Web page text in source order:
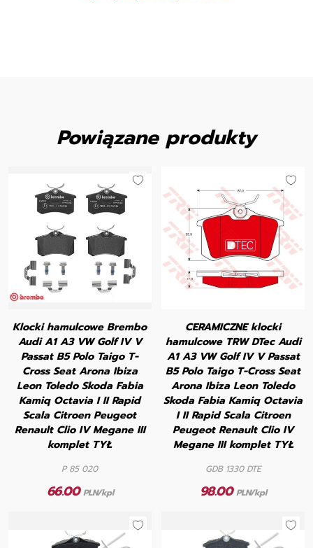
Powiązane produkty
Klocki hamulcowe Brembo
Audi A1 A3 VW Golf IV V
Passat B5 Polo Taigo T-
Cross Seat Arona Ibiza
Leon Toledo Skoda Fabia
Kamiq Octavia I II Rapid
Scala Citroen Peugeot
Renault Clio IV Megane III
komplet TYŁ
P 85 020
66.00PLN/kpl
CERAMICZNE klocki
hamulcowe TRW DTec Audi
A1 A3 VW Golf IV V Passat
B5 Polo Taigo T-Cross Seat
Arona Ibiza Leon Toledo
Skoda Fabia Kamiq Octavia
I II Rapid Scala Citroen
Peugeot Renault Clio IV
Megane III komplet TYŁ
GDB 1330 DTE
98.00PLN/kpl